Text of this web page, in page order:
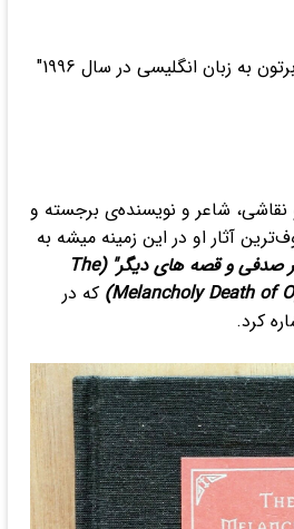
به زبان انگلیسی در سال 1996"
نقاشی، شاعر و نویسنده‌ی برجسته و
آثار او در این زمینه میشه به
"مرگ غم‌انگیز پسر صدفی و قصه های دیگر" (The
Melancholy Death of که در